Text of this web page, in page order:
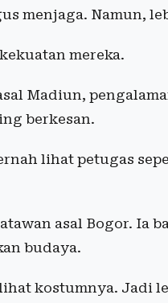
menjaga. Namun,
mereka.
Madiun,
berkesan.
lihat petugas
asal Bogor. Ia
budaya.
kostumnya. Jadi